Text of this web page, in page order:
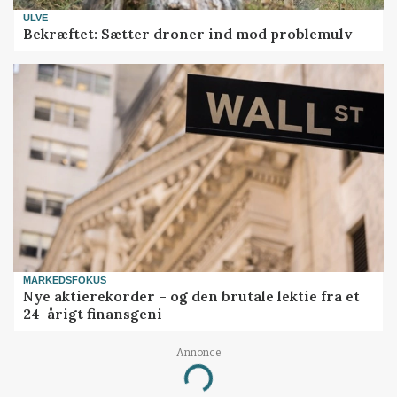
ULVE
Bekræftet: Sætter droner ind mod problemulv
MARKEDSFOKUS
Nye aktierekorder – og den brutale lektie fra et
24-årigt finansgeni
Annonce